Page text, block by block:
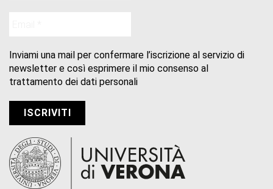
Inviami una mail per confermare l’iscrizione al servizio di
newsletter e così esprimere il mio consenso al
trattamento dei dati personali